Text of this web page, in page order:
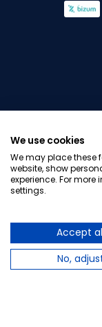
We use cookies
We may place these
website, show
experience. For
settings.
Accept
No,